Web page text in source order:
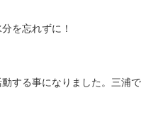
を忘れずに！
する事になりました。三浦